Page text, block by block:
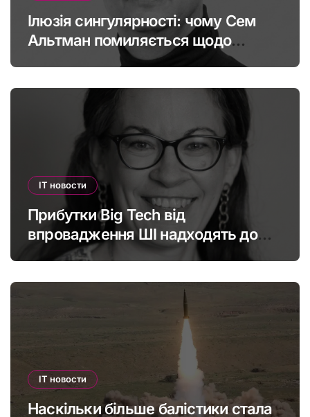
Ілюзія сингулярності: чому Сем
Альтман помиляється щодо
штучного інтелекту
IT новости
Прибутки Big Tech від
впровадження ШІ надходять до
офшорів: як змінити глобальну
IT новости
Наскільки більше балістики стала